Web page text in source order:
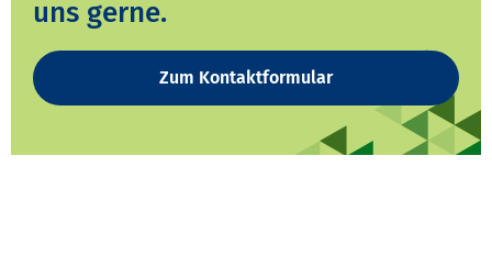
uns gerne.
Zum Kontaktformular